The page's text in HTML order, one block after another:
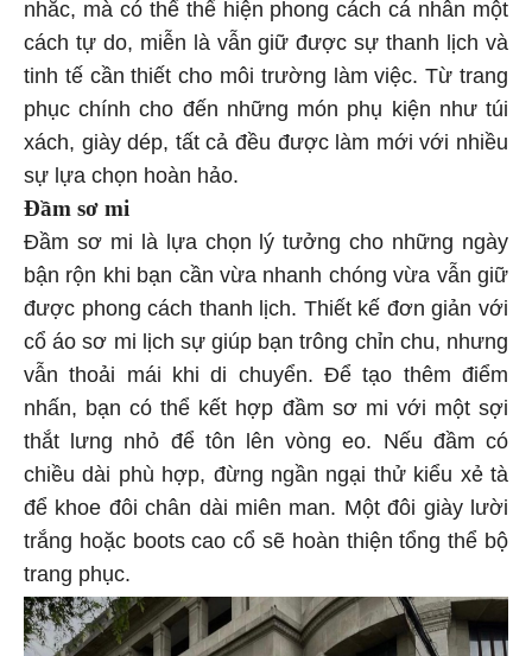
nhắc, mà có thể thể hiện phong cách cá nhân một
cách tự do, miễn là vẫn giữ được sự thanh lịch và
tinh tế cần thiết cho môi trường làm việc. Từ trang
phục chính cho đến những món phụ kiện như túi
xách, giày dép, tất cả đều được làm mới với nhiều
sự lựa chọn hoàn hảo.
Đầm sơ mi
Đầm sơ mi là lựa chọn lý tưởng cho những ngày
bận rộn khi bạn cần vừa nhanh chóng vừa vẫn giữ
được phong cách thanh lịch. Thiết kế đơn giản với
cổ áo sơ mi lịch sự giúp bạn trông chỉn chu, nhưng
vẫn thoải mái khi di chuyển. Để tạo thêm điểm
nhấn, bạn có thể kết hợp đầm sơ mi với một sợi
thắt lưng nhỏ để tôn lên vòng eo. Nếu đầm có
chiều dài phù hợp, đừng ngần ngại thử kiểu xẻ tà
để khoe đôi chân dài miên man. Một đôi giày lười
trắng hoặc boots cao cổ sẽ hoàn thiện tổng thể bộ
trang phục.